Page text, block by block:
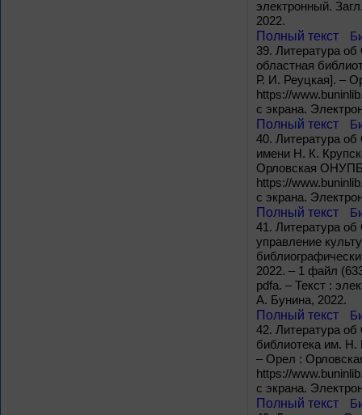
электронный.
2022.
Полный текст
39. Литература
областная
Р. И. Реуцкая]. –
https://
с экрана.
Полный текст
40. Литература об
имени Н. К.
Орловская
https://
с экрана.
Полный текст
41. Литература об
управление
2022. – 1 файл
pdfa. – Текст :
А. Бунина, 2022.
Полный текст
42. Литература об
библиотека им. Н.
– Орел :
https://
с экрана.
Полный текст